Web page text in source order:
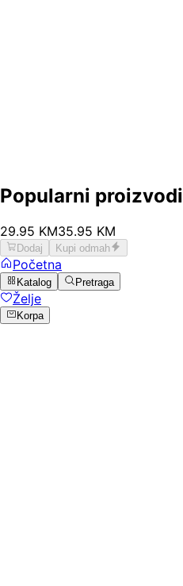
Popularni proizvodi
29.95 KM35.95 KM
Dodaj Kupi odmah
Početna
Katalog Pretraga
Želje
Korpa